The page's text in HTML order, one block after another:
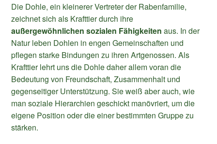
Die Dohle, ein kleinerer Vertreter der Rabenfamilie,
zeichnet sich als Krafttier durch ihre
außergewöhnlichen sozialen Fähigkeiten aus. In der
Natur leben Dohlen in engen Gemeinschaften und
pflegen starke Bindungen zu ihren Artgenossen. Als
Krafttier lehrt uns die Dohle daher allem voran die
Bedeutung von Freundschaft, Zusammenhalt und
gegenseitiger Unterstützung. Sie weiß aber auch, wie
man soziale Hierarchien geschickt manövriert, um die
eigene Position oder die einer bestimmten Gruppe zu
stärken.